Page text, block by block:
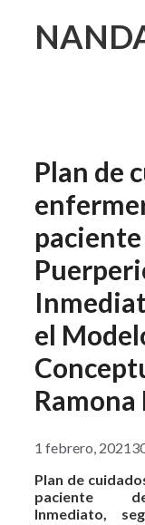
Plan de
paciente
el
1 febrero, 2021
Plan de
paciente
Inmediato,